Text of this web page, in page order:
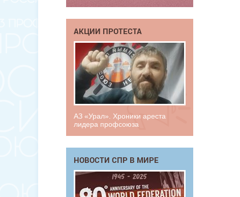
АКЦИИ ПРОТЕСТА
АЗ «Урал». Хроники ареста
лидера профсоюза
НОВОСТИ СПР В МИРЕ